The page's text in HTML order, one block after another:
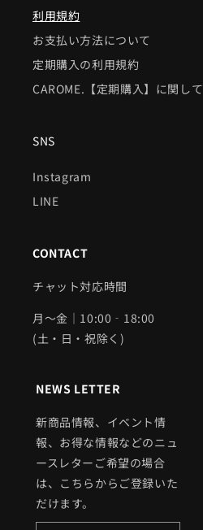
利用規約
お支払い方法について
定期購入の利用規約
CAROME.【定期購入】に関して
SNS
Instagram
LINE
CONTACT
チャット対応時間
月～金｜10:00‐18:00
(土・日・祝除く)
NEWS LETTER